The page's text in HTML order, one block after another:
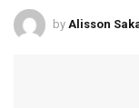
by Alisson